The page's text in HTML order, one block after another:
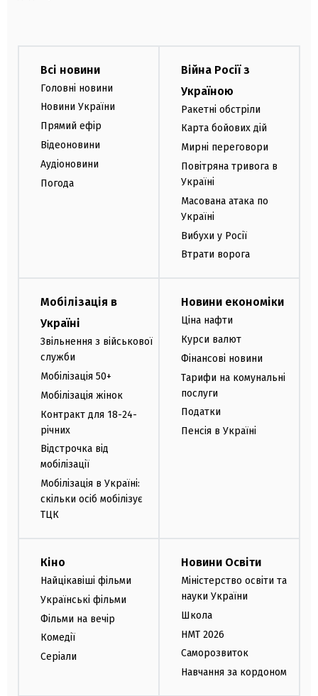
Всі новини
Головні новини
Новини України
Прямий ефір
Відеоновини
Аудіоновини
Погода
Війна Росії з
Україною
Ракетні обстріли
Карта бойових дій
Мирні переговори
Повітряна тривога в
Україні
Масована атака по
Україні
Вибухи у Росії
Втрати ворога
Мобілізація в
Україні
Звільнення з військової
служби
Мобілізація 50+
Мобілізація жінок
Контракт для 18-24-
річних
Відстрочка від
мобілізації
Мобілізація в Україні:
скільки осіб мобілізує
ТЦК
Новини економіки
Ціна нафти
Курси валют
Фінансові новини
Тарифи на комунальні
послуги
Податки
Пенсія в Україні
Кіно
Найцікавіші фільми
Українські фільми
Фільми на вечір
Комедії
Серіали
Новини Освіти
Міністерство освіти та
науки України
Школа
НМТ 2026
Саморозвиток
Навчання за кордоном